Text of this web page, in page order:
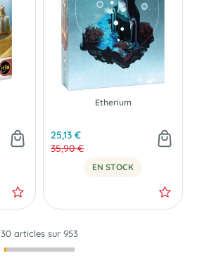
Etherium
25,13 €
35,90 €
EN STOCK
30 articles sur 953